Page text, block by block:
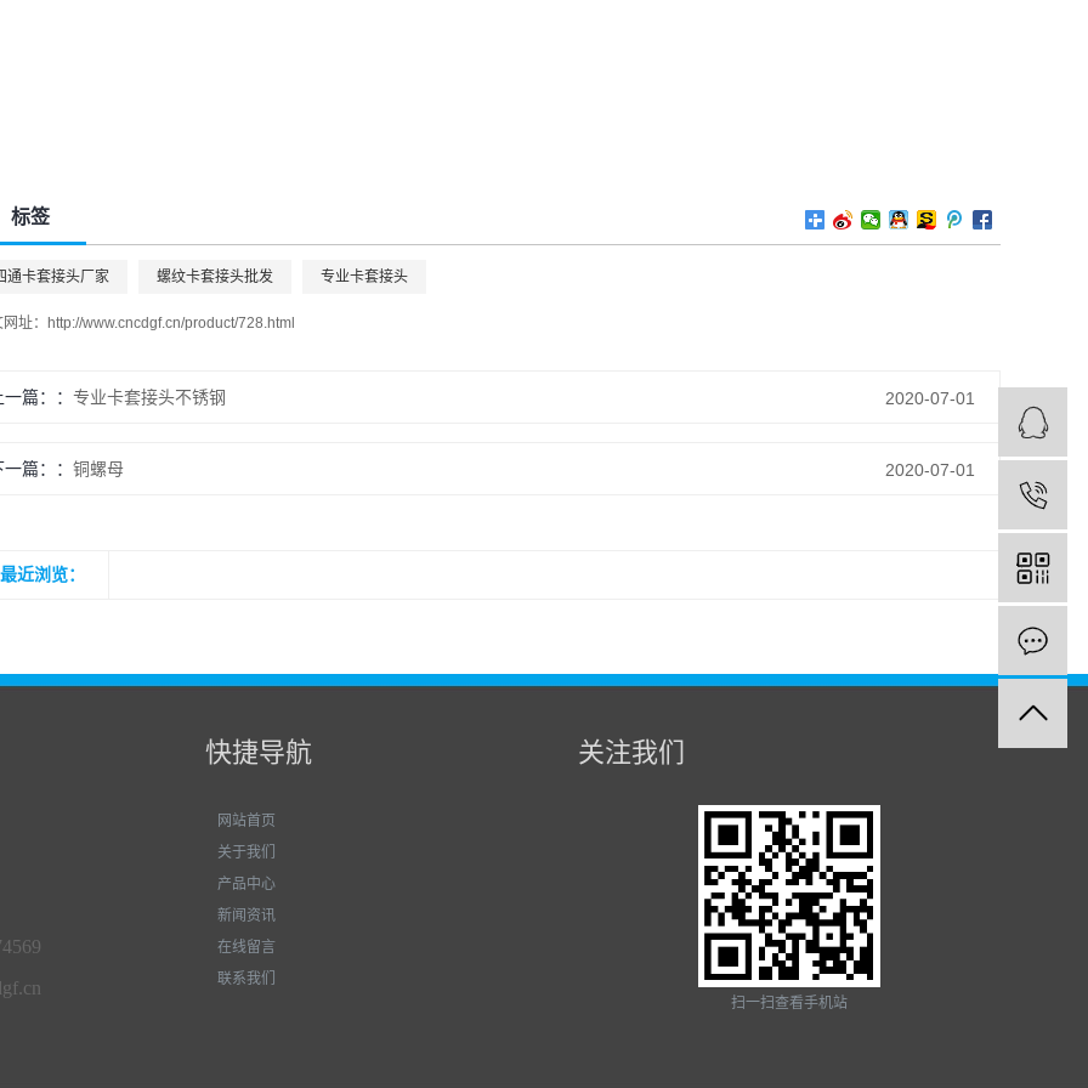
标签
通卡套接头厂家 螺纹卡套接头批发 专业卡套接头
址： http://www.cncdgf.cn/product/728.html
篇： 专业卡套接头不锈钢 2020-07-01
篇： 铜螺母 2020-07-01
最近浏览：
快捷导航
网站首页
关于我们
产品中心
新闻资讯
在线留言
联系我们
关注我们
扫一扫查看手机站